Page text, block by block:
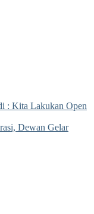
: Kita Lakukan Open
Dewan Gelar